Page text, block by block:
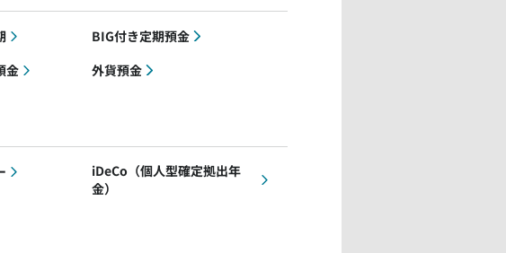
BIG付き定期預金
金 外貨預金
iDeCo（個人型確定拠出年
金）